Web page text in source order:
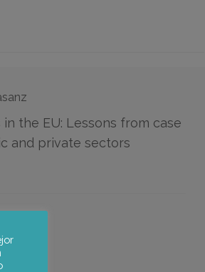
the EU: Lessons from case
and private sectors